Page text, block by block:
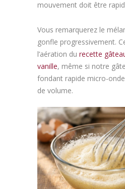
mouvement doit être
Vous remarquerez le
gonfle progressivement.
l’aération du recette
vanille, même si notre
fondant rapide micro-
de volume.